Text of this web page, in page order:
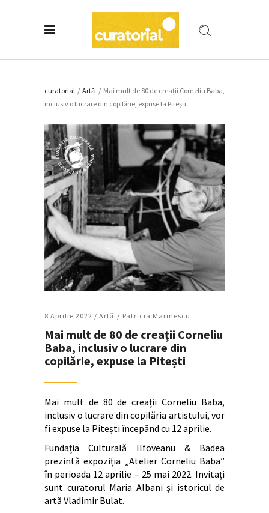
curatorial / Artǎ / Mai mult de 80 de creații Corneliu Baba,
inclusiv o lucrare din copilărie, expuse la Pitești
8 Aprilie 2022 / Artǎ Patricia Marinescu
Mai mult de 80 de creații Corneliu
Baba, inclusiv o lucrare din
copilărie, expuse la Pitești
Mai mult de 80 de creații Corneliu Baba,
inclusiv o lucrare din copilăria artistului, vor
fi expuse la Pitești începând cu 12 aprilie.
Fundația Culturală Ilfoveanu & Badea
prezintă expoziția „Atelier Corneliu Baba”
în perioada 12 aprilie – 25 mai 2022. Invitați
sunt curatorul Maria Albani și istoricul de
artă Vladimir Bulat.